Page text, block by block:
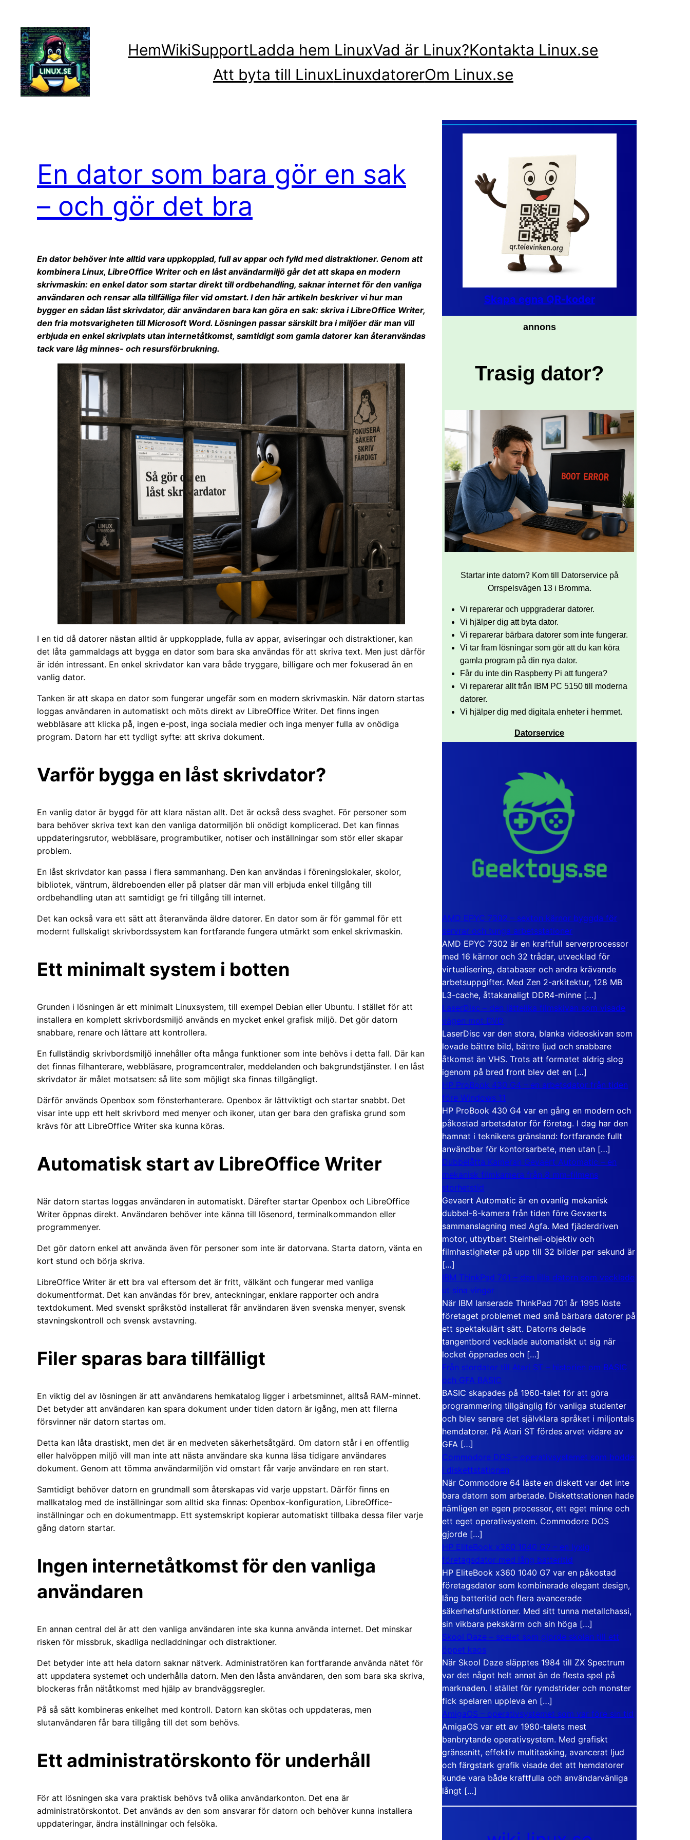
innehåll
HemWikiSupportLadda hem LinuxVad är Linux?Kontakta Linux.se
Att byta till LinuxLinuxdatorerOm Linux.se
En dator som bara gör en sak
– och gör det bra
En dator behöver inte alltid vara uppkopplad, full av appar och fylld med distraktioner. Genom att
kombinera Linux, LibreOffice Writer och en låst användarmiljö går det att skapa en modern
skrivmaskin: en enkel dator som startar direkt till ordbehandling, saknar internet för den vanliga
användaren och rensar alla tillfälliga filer vid omstart. I den här artikeln beskriver vi hur man
bygger en sådan låst skrivdator, där användaren bara kan göra en sak: skriva i LibreOffice Writer,
den fria motsvarigheten till Microsoft Word. Lösningen passar särskilt bra i miljöer där man vill
erbjuda en enkel skrivplats utan internetåtkomst, samtidigt som gamla datorer kan återanvändas
tack vare låg minnes- och resursförbrukning.
I en tid då datorer nästan alltid är uppkopplade, fulla av appar, aviseringar och distraktioner, kan
det låta gammaldags att bygga en dator som bara ska användas för att skriva text. Men just därför
är idén intressant. En enkel skrivdator kan vara både tryggare, billigare och mer fokuserad än en
vanlig dator.
Tanken är att skapa en dator som fungerar ungefär som en modern skrivmaskin. När datorn startas
loggas användaren in automatiskt och möts direkt av LibreOffice Writer. Det finns ingen
webbläsare att klicka på, ingen e-post, inga sociala medier och inga menyer fulla av onödiga
program. Datorn har ett tydligt syfte: att skriva dokument.
Varför bygga en låst skrivdator?
En vanlig dator är byggd för att klara nästan allt. Det är också dess svaghet. För personer som
bara behöver skriva text kan den vanliga datormiljön bli onödigt komplicerad. Det kan finnas
uppdateringsrutor, webbläsare, programbutiker, notiser och inställningar som stör eller skapar
problem.
En låst skrivdator kan passa i flera sammanhang. Den kan användas i föreningslokaler, skolor,
bibliotek, väntrum, äldreboenden eller på platser där man vill erbjuda enkel tillgång till
ordbehandling utan att samtidigt ge fri tillgång till internet.
Det kan också vara ett sätt att återanvända äldre datorer. En dator som är för gammal för ett
modernt fullskaligt skrivbordssystem kan fortfarande fungera utmärkt som enkel skrivmaskin.
Ett minimalt system i botten
Grunden i lösningen är ett minimalt Linuxsystem, till exempel Debian eller Ubuntu. I stället för att
installera en komplett skrivbordsmiljö används en mycket enkel grafisk miljö. Det gör datorn
snabbare, renare och lättare att kontrollera.
En fullständig skrivbordsmiljö innehåller ofta många funktioner som inte behövs i detta fall. Där kan
det finnas filhanterare, webbläsare, programcentraler, meddelanden och bakgrundstjänster. I en låst
skrivdator är målet motsatsen: så lite som möjligt ska finnas tillgängligt.
Därför används Openbox som fönsterhanterare. Openbox är lättviktigt och startar snabbt. Det
visar inte upp ett helt skrivbord med menyer och ikoner, utan ger bara den grafiska grund som
krävs för att LibreOffice Writer ska kunna köras.
Automatisk start av LibreOffice Writer
När datorn startas loggas användaren in automatiskt. Därefter startar Openbox och LibreOffice
Writer öppnas direkt. Användaren behöver inte känna till lösenord, terminalkommandon eller
programmenyer.
Det gör datorn enkel att använda även för personer som inte är datorvana. Starta datorn, vänta en
kort stund och börja skriva.
LibreOffice Writer är ett bra val eftersom det är fritt, välkänt och fungerar med vanliga
dokumentformat. Det kan användas för brev, anteckningar, enklare rapporter och andra
textdokument. Med svenskt språkstöd installerat får användaren även svenska menyer, svensk
stavningskontroll och svensk avstavning.
Filer sparas bara tillfälligt
En viktig del av lösningen är att användarens hemkatalog ligger i arbetsminnet, alltså RAM-minnet.
Det betyder att användaren kan spara dokument under tiden datorn är igång, men att filerna
försvinner när datorn startas om.
Detta kan låta drastiskt, men det är en medveten säkerhetsåtgärd. Om datorn står i en offentlig
eller halvöppen miljö vill man inte att nästa användare ska kunna läsa tidigare användares
dokument. Genom att tömma användarmiljön vid omstart får varje användare en ren start.
Samtidigt behöver datorn en grundmall som återskapas vid varje uppstart. Därför finns en
mallkatalog med de inställningar som alltid ska finnas: Openbox-konfiguration, LibreOffice-
inställningar och en dokumentmapp. Ett systemskript kopierar automatiskt tillbaka dessa filer varje
gång datorn startar.
Ingen internetåtkomst för den vanliga
användaren
En annan central del är att den vanliga användaren inte ska kunna använda internet. Det minskar
risken för missbruk, skadliga nedladdningar och distraktioner.
Det betyder inte att hela datorn saknar nätverk. Administratören kan fortfarande använda nätet för
att uppdatera systemet och underhålla datorn. Men den låsta användaren, den som bara ska skriva,
blockeras från nätåtkomst med hjälp av brandväggsregler.
På så sätt kombineras enkelhet med kontroll. Datorn kan skötas och uppdateras, men
slutanvändaren får bara tillgång till det som behövs.
Ett administratörskonto för underhåll
För att lösningen ska vara praktisk behövs två olika användarkonton. Det ena är
administratörskontot. Det används av den som ansvarar för datorn och behöver kunna installera
uppdateringar, ändra inställningar och felsöka.
Skapa egna QR-koder
annons
Trasig dator?
Startar inte datorn? Kom till Datorservice på
Orrspelsvägen 13 i Bromma.
Vi reparerar och uppgraderar datorer.
Vi hjälper dig att byta dator.
Vi reparerar bärbara datorer som inte fungerar.
Vi tar fram lösningar som gör att du kan köra
gamla program på din nya dator.
Får du inte din Raspberry Pi att fungera?
Vi reparerar allt från IBM PC 5150 till moderna
datorer.
Vi hjälper dig med digitala enheter i hemmet.
Datorservice
AMD EPYC 7302 – sexton kärnor byggda för
servrar och tunga arbetsstationer
AMD EPYC 7302 är en kraftfull serverprocessor
med 16 kärnor och 32 trådar, utvecklad för
virtualisering, databaser och andra krävande
arbetsuppgifter. Med Zen 2-arkitektur, 128 MB
L3-cache, åttakanaligt DDR4-minne […]
LaserDisc – den jättelika filmskivan som visade
vägen mot DVD
LaserDisc var den stora, blanka videoskivan som
lovade bättre bild, bättre ljud och snabbare
åtkomst än VHS. Trots att formatet aldrig slog
igenom på bred front blev det en […]
HP ProBook 430 G4 – en arbetsdator från tiden
före Windows 11
HP ProBook 430 G4 var en gång en modern och
påkostad arbetsdator för företag. I dag har den
hamnat i teknikens gränsland: fortfarande fullt
användbar för kontorsarbete, men utan […]
Dubbelåtta Kameran Gevaert Automatic – en
mekanisk filmkamera från 8 mm-filmens
storhetstid
Gevaert Automatic är en ovanlig mekanisk
dubbel-8-kamera från tiden före Gevaerts
sammanslagning med Agfa. Med fjäderdriven
motor, utbytbart Steinheil-objektiv och
filmhastigheter på upp till 32 bilder per sekund är
[…]
IBM ThinkPad 701 – den lilla datorn som vecklade
ut sina vingar
När IBM lanserade ThinkPad 701 år 1995 löste
företaget problemet med små bärbara datorer på
ett spektakulärt sätt. Datorns delade
tangentbord vecklade automatiskt ut sig när
locket öppnades och […]
Från stordator till Atari ST – historien om BASIC
och GFA BASIC
BASIC skapades på 1960-talet för att göra
programmering tillgänglig för vanliga studenter
och blev senare det självklara språket i miljontals
hemdatorer. På Atari ST fördes arvet vidare av
GFA […]
Commodore DOS – operativsystemet som bodde
i diskettstationen
När Commodore 64 läste en diskett var det inte
bara datorn som arbetade. Diskettstationen hade
nämligen en egen processor, ett eget minne och
ett eget operativsystem. Commodore DOS
gjorde […]
HP EliteBook x360 1040 G7 – en lyxig
företagsdator med lång batteritid
HP EliteBook x360 1040 G7 var en påkostad
företagsdator som kombinerade elegant design,
lång batteritid och flera avancerade
säkerhetsfunktioner. Med sitt tunna metallchassi,
sin vikbara pekskärm och sin höga […]
Skool Daze – spelet som gjorde skolan till ett
öppet kaos
När Skool Daze släpptes 1984 till ZX Spectrum
var det något helt annat än de flesta spel på
marknaden. I stället för rymdstrider och monster
fick spelaren uppleva en […]
AmigaOS – operativsystemet som var före sin tid
AmigaOS var ett av 1980-talets mest
banbrytande operativsystem. Med grafiskt
gränssnitt, effektiv multitasking, avancerat ljud
och färgstark grafik visade det att hemdatorer
kunde vara både kraftfulla och användarvänliga
långt […]